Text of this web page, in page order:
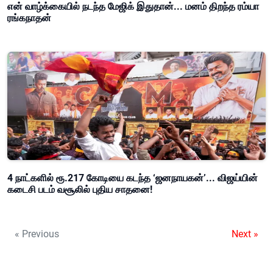
என் வாழ்க்கையில் நடந்த மேஜிக் இதுதான்... மனம் திறந்த ரம்யா
ரங்கநாதன்
4 நாட்களில் ரூ.217 கோடியை கடந்த ‘ஜனநாயகன்’... விஜய்யின்
கடைசி படம் வசூலில் புதிய சாதனை!
« Previous Next »